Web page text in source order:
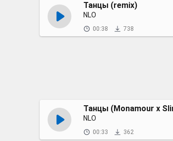
Танцы (remix)
NLO
00:38 738
Танцы (Monamour x
NLO
00:33 362